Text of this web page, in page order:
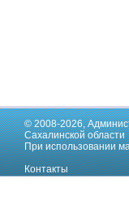
© 2008-2026,
Сахалинской области
При использовании
Контакты